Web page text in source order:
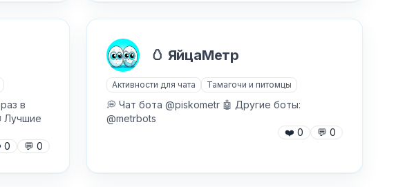
блоги
и биржи
Telegram
в
Лучшие
0 💬 0
🥚 ЯйцаМетр
Активности для чата Тамагочи и питомцы
💭 Чат бота @piskometr 🤖 Другие боты:
@metrbots
❤️ 0 💬 0